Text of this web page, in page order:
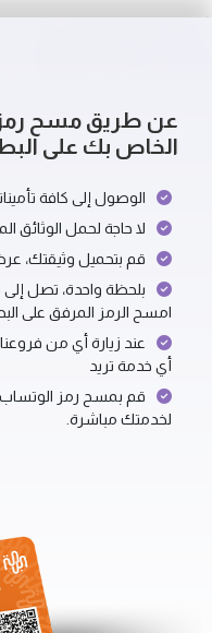
عن طريق مسح رمز
الخاص بك على
الوصول إلى كافة
لا حاجة لحمل الوثائق
قم بتحميل وثيقتك،
بلحظة واحدة، تصل
امسح الرمز المرفق على
عند زيارة أي من
أي خدمة تريد
قم بمسح رمز
لخدمتك مباشرة.